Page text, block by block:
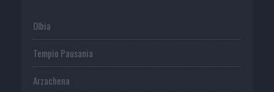
Olbia
Tempio Pausania
Arzachena